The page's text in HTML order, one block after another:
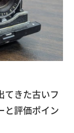
てきた古いフ
と評価ポイン